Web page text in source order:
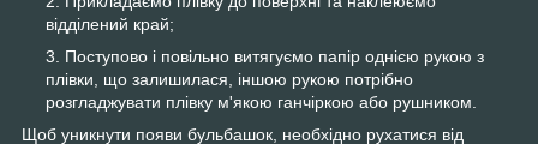
відділений край;
Поступово і повільно витягуємо папір однією рукою з
плівки, що залишилася, іншою рукою потрібно
розгладжувати плівку м'якою ганчіркою або рушником.
Щоб уникнути появи бульбашок, необхідно рухатися від